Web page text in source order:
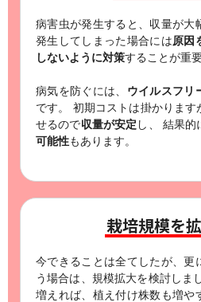
病害虫が発生すると、収量が大
発生してしまった場合には原因
しないように対策することが重要
病気を防ぐには、 ウイルスフリ
です。
初期コストは掛かります
せるので収量が安定 し、 結果的
可能性もあります。
栽培規模を
今できることは全てしたが、更
う場合は、規模拡大を検討しま
増えれば、植え付け株数も増や